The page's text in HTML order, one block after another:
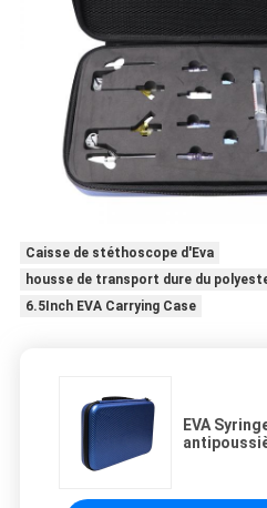
Caisse de stéthoscope d'Eva
housse de transport dure du
6.5Inch EVA Carrying Case
EVA